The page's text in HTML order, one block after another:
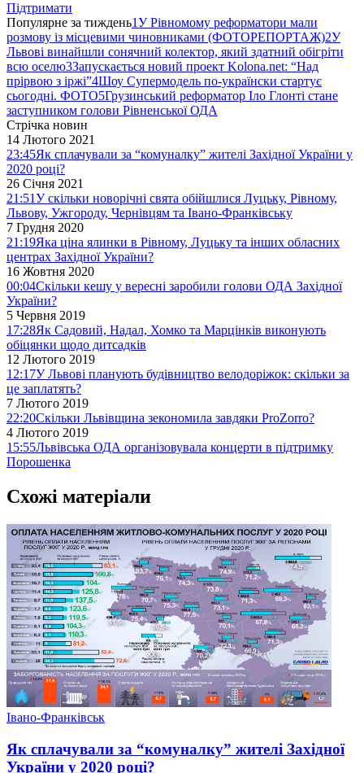
Підтримати
Популярне за тиждень1У Рівномому реформатори мали
розмову із місцевими чиновниками (ФОТОРЕПОРТАЖ)2У
Львові винайшли сонячний колектор, який здатний обігріти
всю оселю3Запускається новий проект Kolona.net: “Над
прірвою з іржі”4Шоу Супермодель по-українски стартує
сьогодні. ФОТО5Грузинський реформатор Іло Глонті стане
заступником голови Рівненської ОДА
Стрічка новин
14 Лютого 2021
23:45Як сплачували за “комуналку” жителі Західної України у
2020 році?
26 Січня 2021
21:51У скільки новорічні свята обійшлися Луцьку, Рівному,
Львову, Ужгороду, Чернівцям та Івано-Франківську
7 Грудня 2020
21:19Яка ціна ялинки в Рівному, Луцьку та інших обласних
центрах Західної України?
16 Жовтня 2020
00:04Скільки кешу у вересні заробили голови ОДА Західної
України?
5 Червня 2019
17:28Як Садовий, Надал, Хомко та Марцінків виконують
обіцянки щодо дитсадків
12 Лютого 2019
12:17У Львові планують будівництво велодоріжок: скільки за
це заплатять?
7 Лютого 2019
22:20Скільки Львівщина зекономила завдяки ProZorro?
4 Лютого 2019
15:55Львівська ОДА організовувала концерти в підтримку
Порошенка
Схожі матеріали
Івано-Франківськ
Як сплачували за “комуналку” жителі Західної
України у 2020 році?